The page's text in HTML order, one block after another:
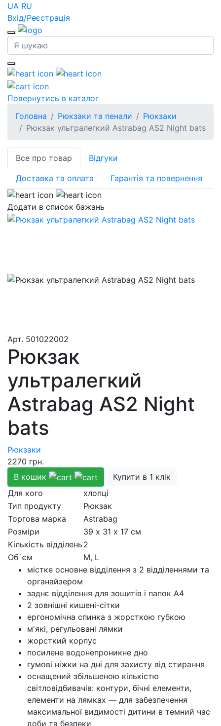
UA RU
Вхід/Реєстрація
Повернутись в каталог
Головна
Рюкзаки та пенали
Рюкзаки
Рюкзак ультралегкий Astrabag AS2 Night bats
Все про товар Відгуки
Доставка та оплата Гарантія та повернення
Додати в список бажань
Aрт. 501022002
Рюкзак
ультралегкий
Astrabag AS2 Night
bats
Рюкзаки
2270 грн.
В кошик
Купити в 1 клік
Для кого
хлопці
Тип продукту
Рюкзак
Торгова марка
Astrabag
Розмiри
39 х 31 х 17 см
Кількість відділень 2
Об`єм
M, L
містке основне відділення з 2 відділеннями та
органайзером
заднє відділення для зошитів і папок А4
2 зовнішні кишені-сітки
ергономічна спинка з жорсткою губкою
м'які, регульовані лямки
жорсткий корпус
посилене водонепроникне дно
гумові ніжки на дні для захисту від стирання
оснащений збільшеною кількістю
світловідбивачів: контури, бічні елементи,
елементи на лямках — для забезпечення
максимальної видимості дитини в темний час
доби та безпеки